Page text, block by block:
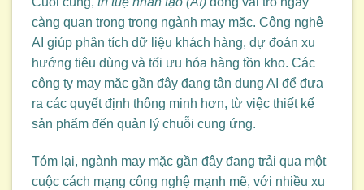
càng quan trọng trong ngành may mặc. Công nghệ
AI giúp phân tích dữ liệu khách hàng, dự đoán xu
hướng tiêu dùng và tối ưu hóa hàng tồn kho. Các
công ty may mặc gần đây đang tận dụng AI để đưa
ra các quyết định thông minh hơn, từ việc thiết kế
sản phẩm đến quản lý chuỗi cung ứng.
Tóm lại, ngành may mặc gần đây đang trải qua một
cuộc cách mạng công nghệ mạnh mẽ, với nhiều xu